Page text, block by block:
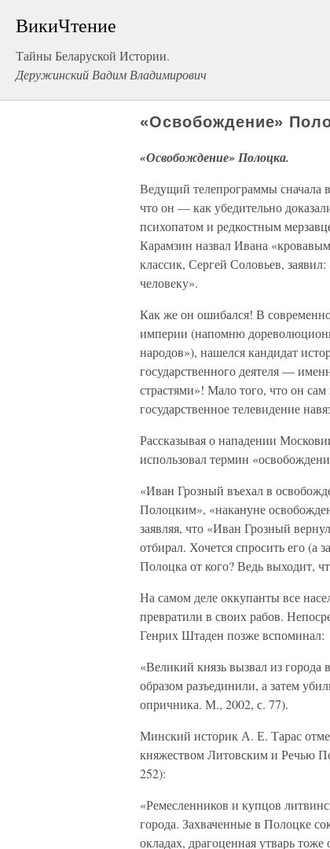
ВикиЧтение
Тайны Беларуской Истории.
Деружинский Вадим Владимирович
«Освобождение»
«Освобождение» Полоцка.
Ведущий телепрограммы сначала
что он — как убедительно
психопатом и редкостным
Карамзин назвал Ивана
классик, Сергей Соловьев,
человеку».
Как же он ошибался! В
империи (напомню
народов»), нашелся кандидат
государственного деятеля —
страстями»! Мало того, что он
государственное телевидение
Рассказывая о нападении
использовал термин
«Иван Грозный въехал в
Полоцким», «накануне
заявляя, что «Иван Грозный
отбирал. Хочется спросить его (а
Полоцка от кого? Ведь выходит,
На самом деле оккупанты все
превратили в своих рабов.
Генрих Штаден позже вспоминал:
«Великий князь вызвал из
образом разъединили, а затем
опричника. М., 2002, с. 77).
Минский историк А. Е. Тарас
княжеством Литовским и Речью
252):
«Ремесленников и купцов
города. Захваченные в Полоцке
окладах, драгоценная утварь